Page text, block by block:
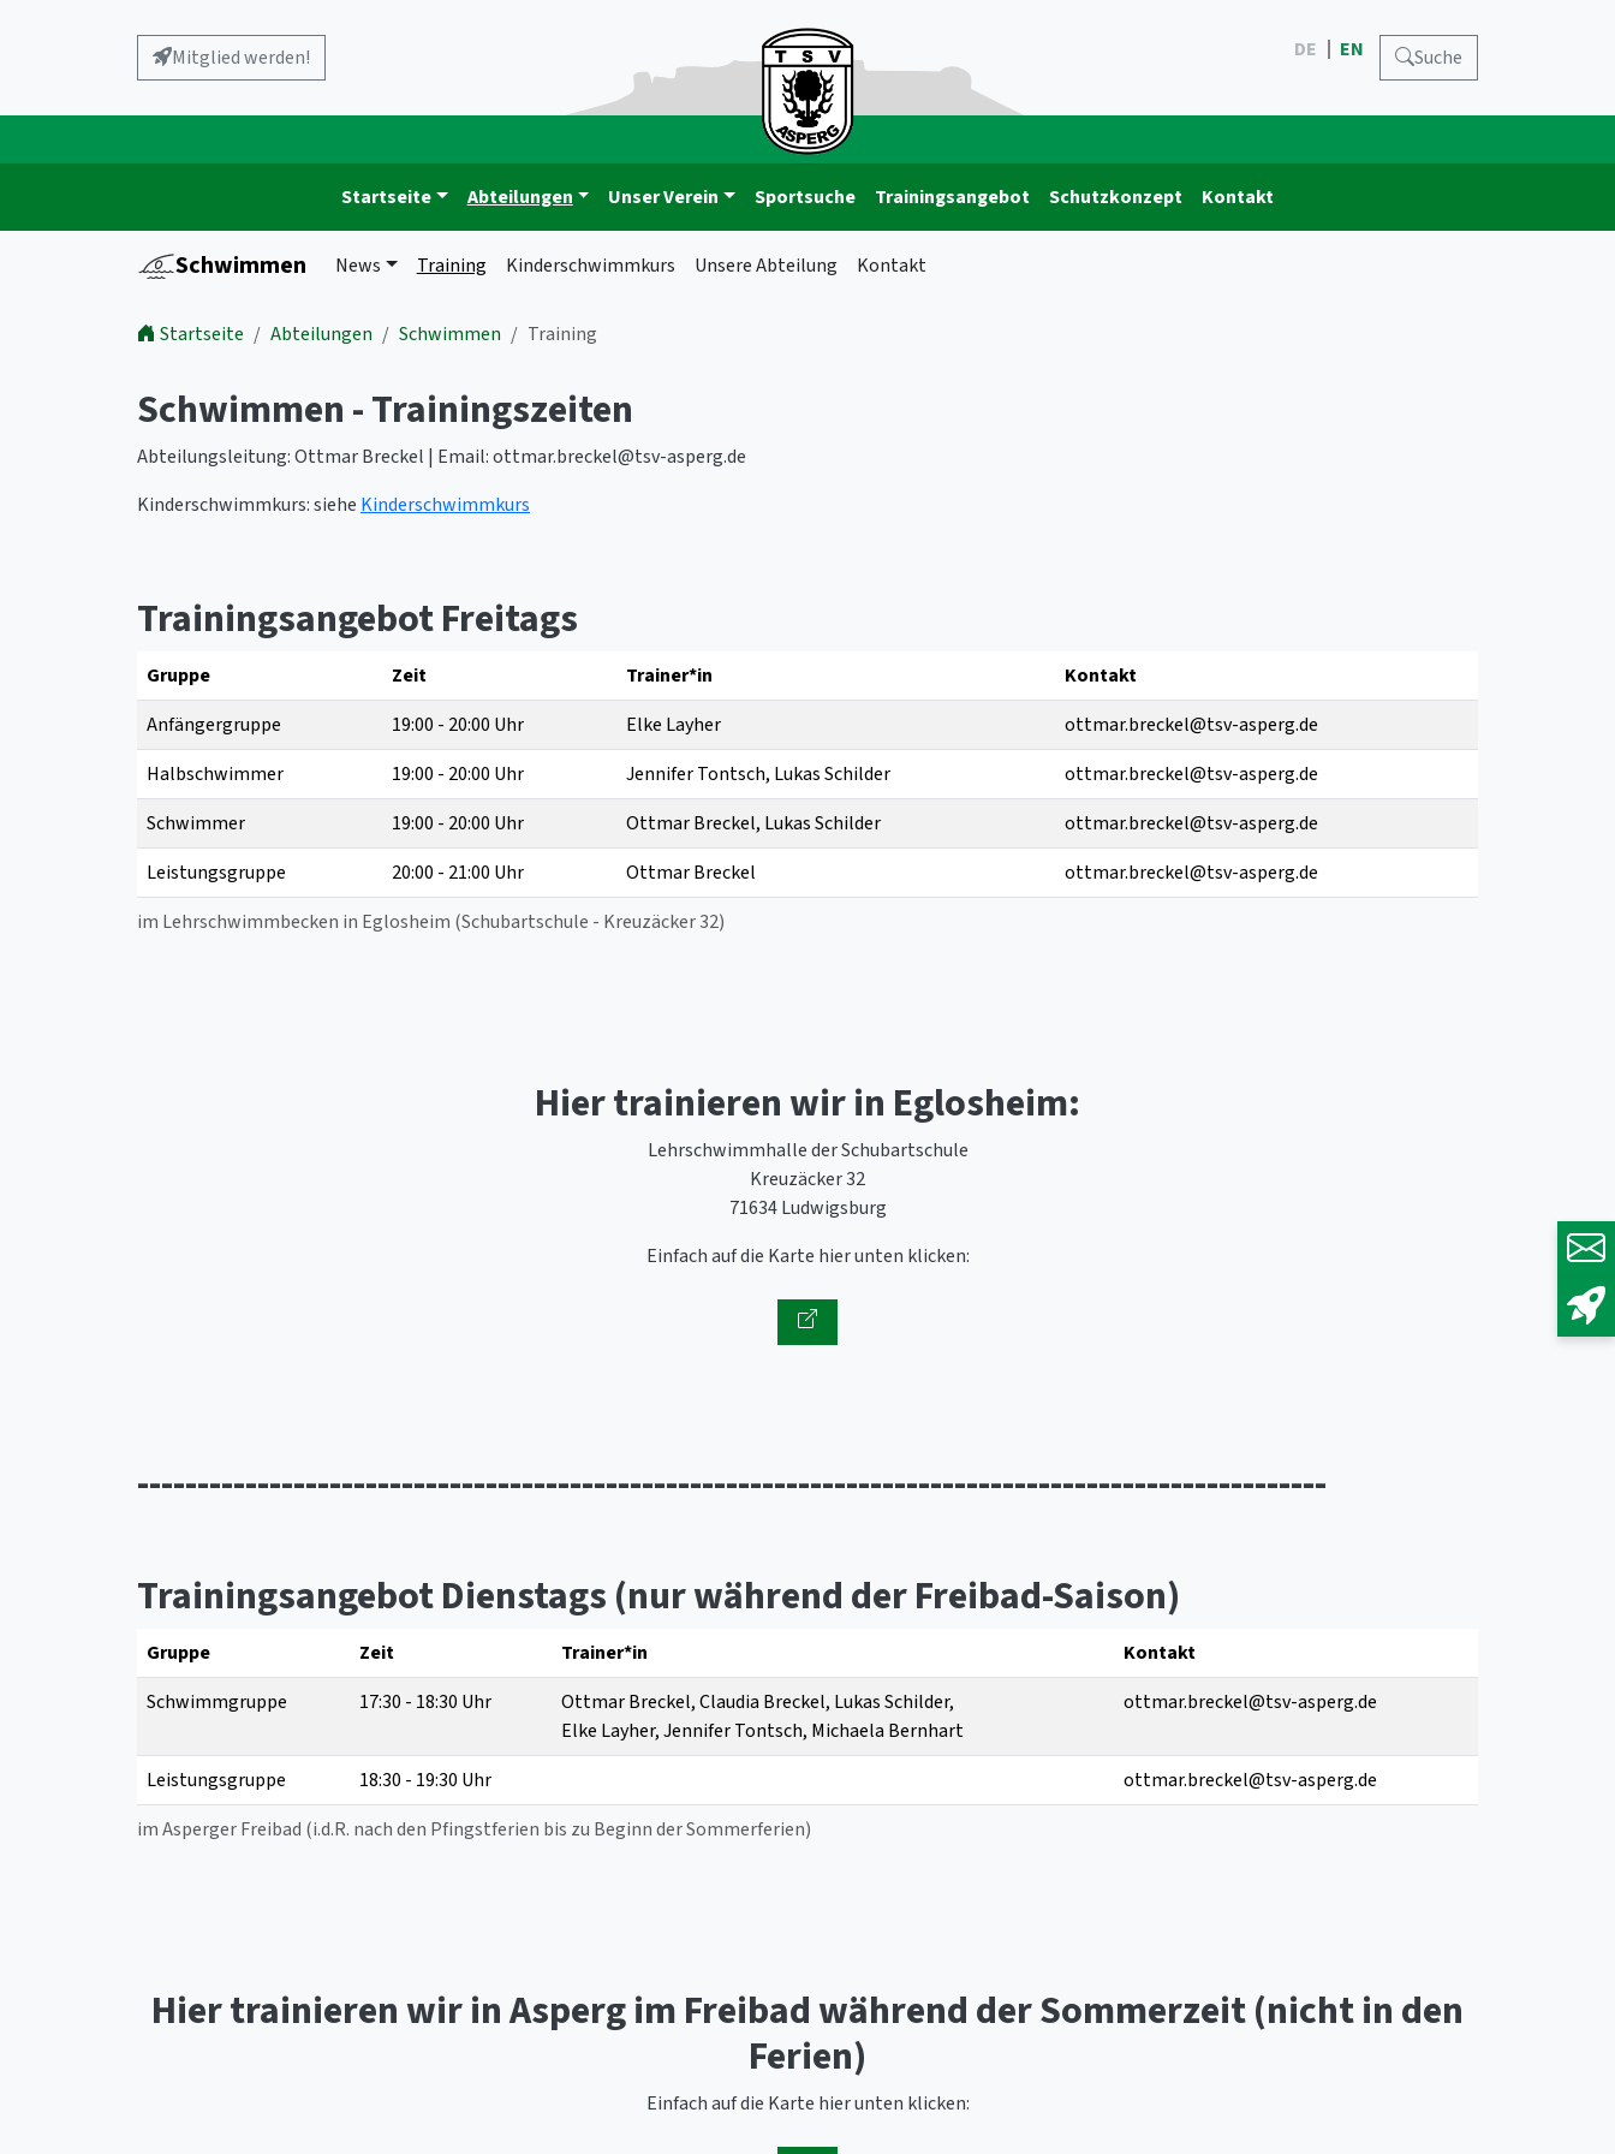
Mitglied werden! DE EN Suche
Startseite Abteilungen Unser Verein Sportsuche Trainingsangebot Schutzkonzept Kontakt
Schwimmen News Training Kinderschwimmkurs Unsere Abteilung Kontakt
Startseite Abteilungen Schwimmen Training
Schwimmen - Trainingszeiten
Abteilungsleitung: Ottmar Breckel | Email: ottmar.breckel@tsv-asperg.de
Kinderschwimmkurs: siehe Kinderschwimmkurs
Trainingsangebot Freitags
im Lehrschwimmbecken in Eglosheim (Schubartschule - Kreuzäcker 32)
Gruppe Zeit Trainer*in
Kontakt
Anfängergruppe
19:00 - 20:00 Uhr Elke Layher
ottmar.breckel@tsv-asperg.de
Halbschwimmer
19:00 - 20:00 Uhr Jennifer Tontsch, Lukas Schilder
ottmar.breckel@tsv-asperg.de
Schwimmer
19:00 - 20:00 Uhr Ottmar Breckel, Lukas Schilder
ottmar.breckel@tsv-asperg.de
Leistungsgruppe
20:00 - 21:00 Uhr Ottmar Breckel ottmar.breckel@tsv-asperg.de
Hier trainieren wir in Eglosheim:
Lehrschwimmhalle der Schubartschule
Kreuzäcker 32
71634 Ludwigsburg
Einfach auf die Karte hier unten klicken:
---------------------------------------------------------------------------------------------------
Trainingsangebot Dienstags (nur während der Freibad-Saison)
im Asperger Freibad (i.d.R. nach den Pfingstferien bis zu Beginn der Sommerferien)
Gruppe Zeit Trainer*in
Kontakt
Schwimmgruppe
17:30 - 18:30 Uhr
Ottmar Breckel, Claudia Breckel, Lukas Schilder,
Elke Layher, Jennifer Tontsch, Michaela Bernhart
ottmar.breckel@tsv-asperg.de
Leistungsgruppe 18:30 - 19:30 Uhr ottmar.breckel@tsv-asperg.de
Hier trainieren wir in Asperg im Freibad während der Sommerzeit (nicht in den
Ferien)
Einfach auf die Karte hier unten klicken: